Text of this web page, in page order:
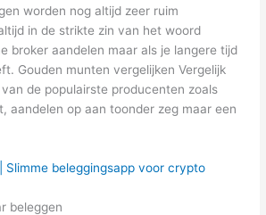
worden nog altijd zeer ruim
in de strikte zin van het woord
broker aandelen maar als je langere tijd
Gouden munten vergelijken Vergelijk
de populairste producenten zoals
aandelen op aan toonder zeg maar een
Slimme beleggingsapp voor crypto
beleggen